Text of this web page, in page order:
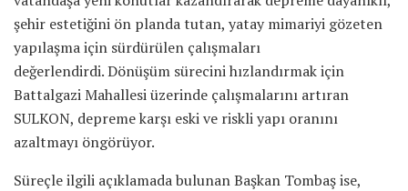
şehir estetiğini ön planda tutan, yatay mimariyi gözeten
yapılaşma için sürdürülen çalışmaları
değerlendirdi. Dönüşüm sürecini hızlandırmak için
Battalgazi Mahallesi üzerinde çalışmalarını artıran
SULKON, depreme karşı eski ve riskli yapı oranını
azaltmayı öngörüyor.
Süreçle ilgili açıklamada bulunan Başkan Tombaş ise,